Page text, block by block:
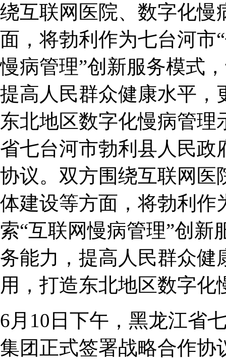
绕互联网医院、数字化慢
面，将勃利作为七台河市
慢病管理”创新服务模式
提高人民群众健康水平，
东北地区数字化慢病管理
省七台河市勃利县人民政
协议。双方围绕互联网医
体建设等方面，将勃利作
索“互联网慢病管理”创
务能力，提高人民群众健
用，打造东北地区数字化
6月10日下午，黑龙江省
集团正式签署战略合作协